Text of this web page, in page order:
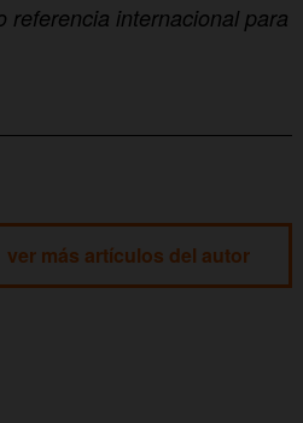
referencia internacional para
ver más artículos del autor